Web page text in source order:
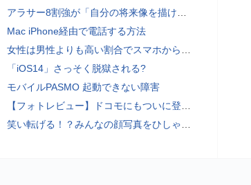
アラサー8割強が「自分の将来像を描けない」。正社員の5人に1人が副業で収入。将来のために一番稼げる副業とは？
Mac iPhone経由で電話する方法
女性は男性よりも高い割合でスマホからポルノを見ていることが人気アダルトサイトの調査で判明
「iOS14」さっそく脱獄される?
モバイルPASMO 起動できない障害
【フォトレビュー】ドコモにもついに登場！「サイクロイドスタイル」
笑い転げる！？みんなの顔写真をひしゃげて遊べるカメラアプリ「笑う野口」【Androidアプリ】